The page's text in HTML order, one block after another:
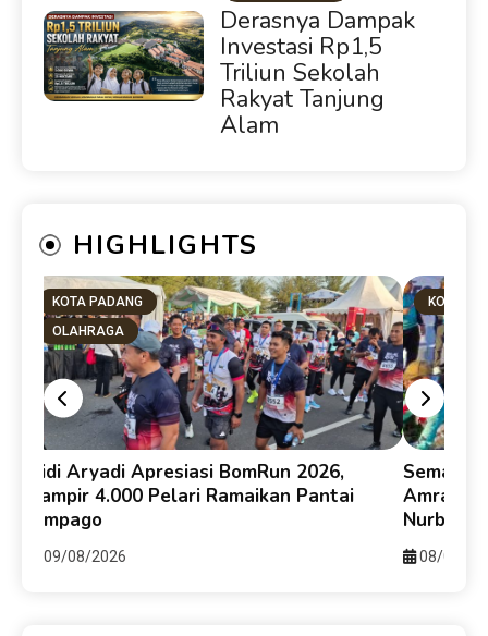
Derasnya Dampak
Investasi Rp1,5
Triliun Sekolah
Rakyat Tanjung
Alam
HIGHLIGHTS
KOTA PADANG
OLAHRAGA
Didi Aryadi Apresiasi BomRun 2026,
Hampir 4.000 Pelari Ramaikan Pantai
Cimpago
09/08/2026
KOTA
Amran
Nurbaya
08/08/